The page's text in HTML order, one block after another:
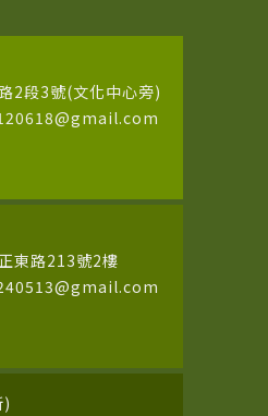
2段3號(文化中心旁)
東路213號2樓